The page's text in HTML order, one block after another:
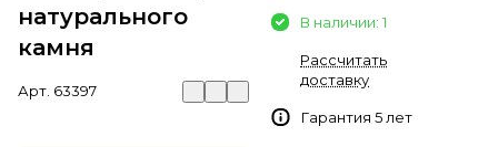
натурального
камня
Арт. 63397
В наличии: 1
Рассчитать
доставку
Гарантия 5 лет